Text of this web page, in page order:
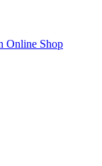
Online Shop